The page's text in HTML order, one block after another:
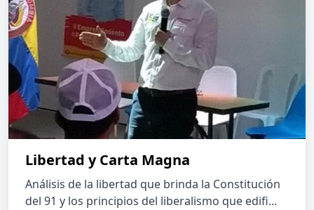
Libertad y Carta Magna
Análisis de la libertad que brinda la Constitución
del 91 y los principios del liberalismo que edifi...